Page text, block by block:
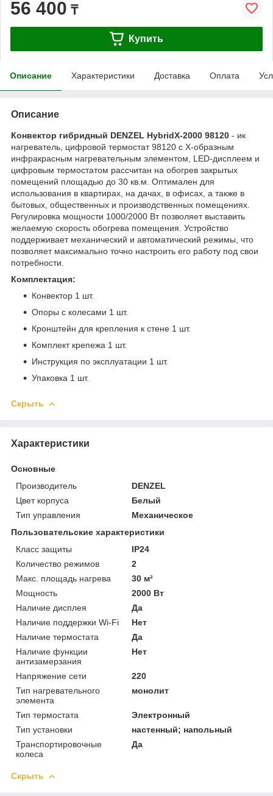
56 400 ₸
Купить
Описание Характеристики Доставка Оплата
Описание
Конвектор гибридный DENZEL HybridX-2000 98120 - ик
нагреватель, цифровой термостат 98120 с X-образным
инфракрасным нагревательным элементом, LED-дисплеем и
цифровым термостатом рассчитан на обогрев закрытых
помещений площадью до 30 кв.м. Оптимален для
использования в квартирах, на дачах, в офисах, а также в
бытовых, общественных и производственных помещениях.
Регулировка мощности 1000/2000 Вт позволяет выставить
желаемую скорость обогрева помещения. Устройство
поддерживает механический и автоматический режимы, что
позволяет максимально точно настроить его работу под свои
потребности.
Комплектация:
Конвектор 1 шт.
Опоры с колесами 1 шт.
Кронштейн для крепления к стене 1 шт.
Комплект крепежа 1 шт.
Инструкция по эксплуатации 1 шт.
Упаковка 1 шт.
Скрыть
Характеристики
Основные
Производитель
DENZEL
Цвет корпуса
Белый
Тип управления
Механическое
Пользовательские характеристики
Класс защиты
IP24
Количество режимов
2
Макс. площадь нагрева
30 м²
Мощность
2000 Вт
Наличие дисплея
Да
Наличие поддержки Wi-Fi
Нет
Наличие термостата
Да
Наличие функции
антизамерзания
Нет
Напряжение сети
220
Тип нагревательного
элемента
монолит
Тип термостата
Электронный
Тип установки
настенный; напольный
Транспортировочные
колеса
Да
Скрыть